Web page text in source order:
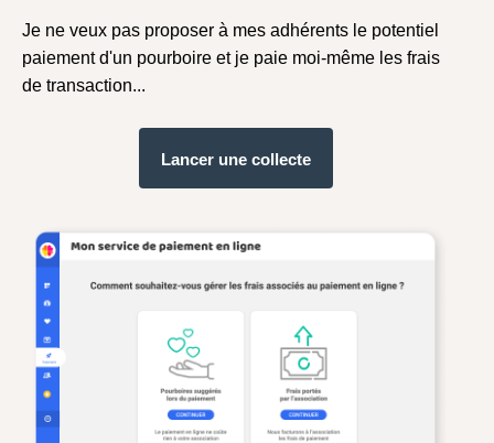
Je ne veux pas proposer à mes adhérents le potentiel
paiement d'un pourboire et je paie moi-même les frais
de transaction...
Lancer une collecte